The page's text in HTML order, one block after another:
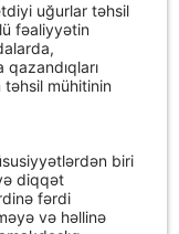
uğurlar təhsil
fəaliyyətin
mühitinin
biri
diqqət
fərdi
və həllinə